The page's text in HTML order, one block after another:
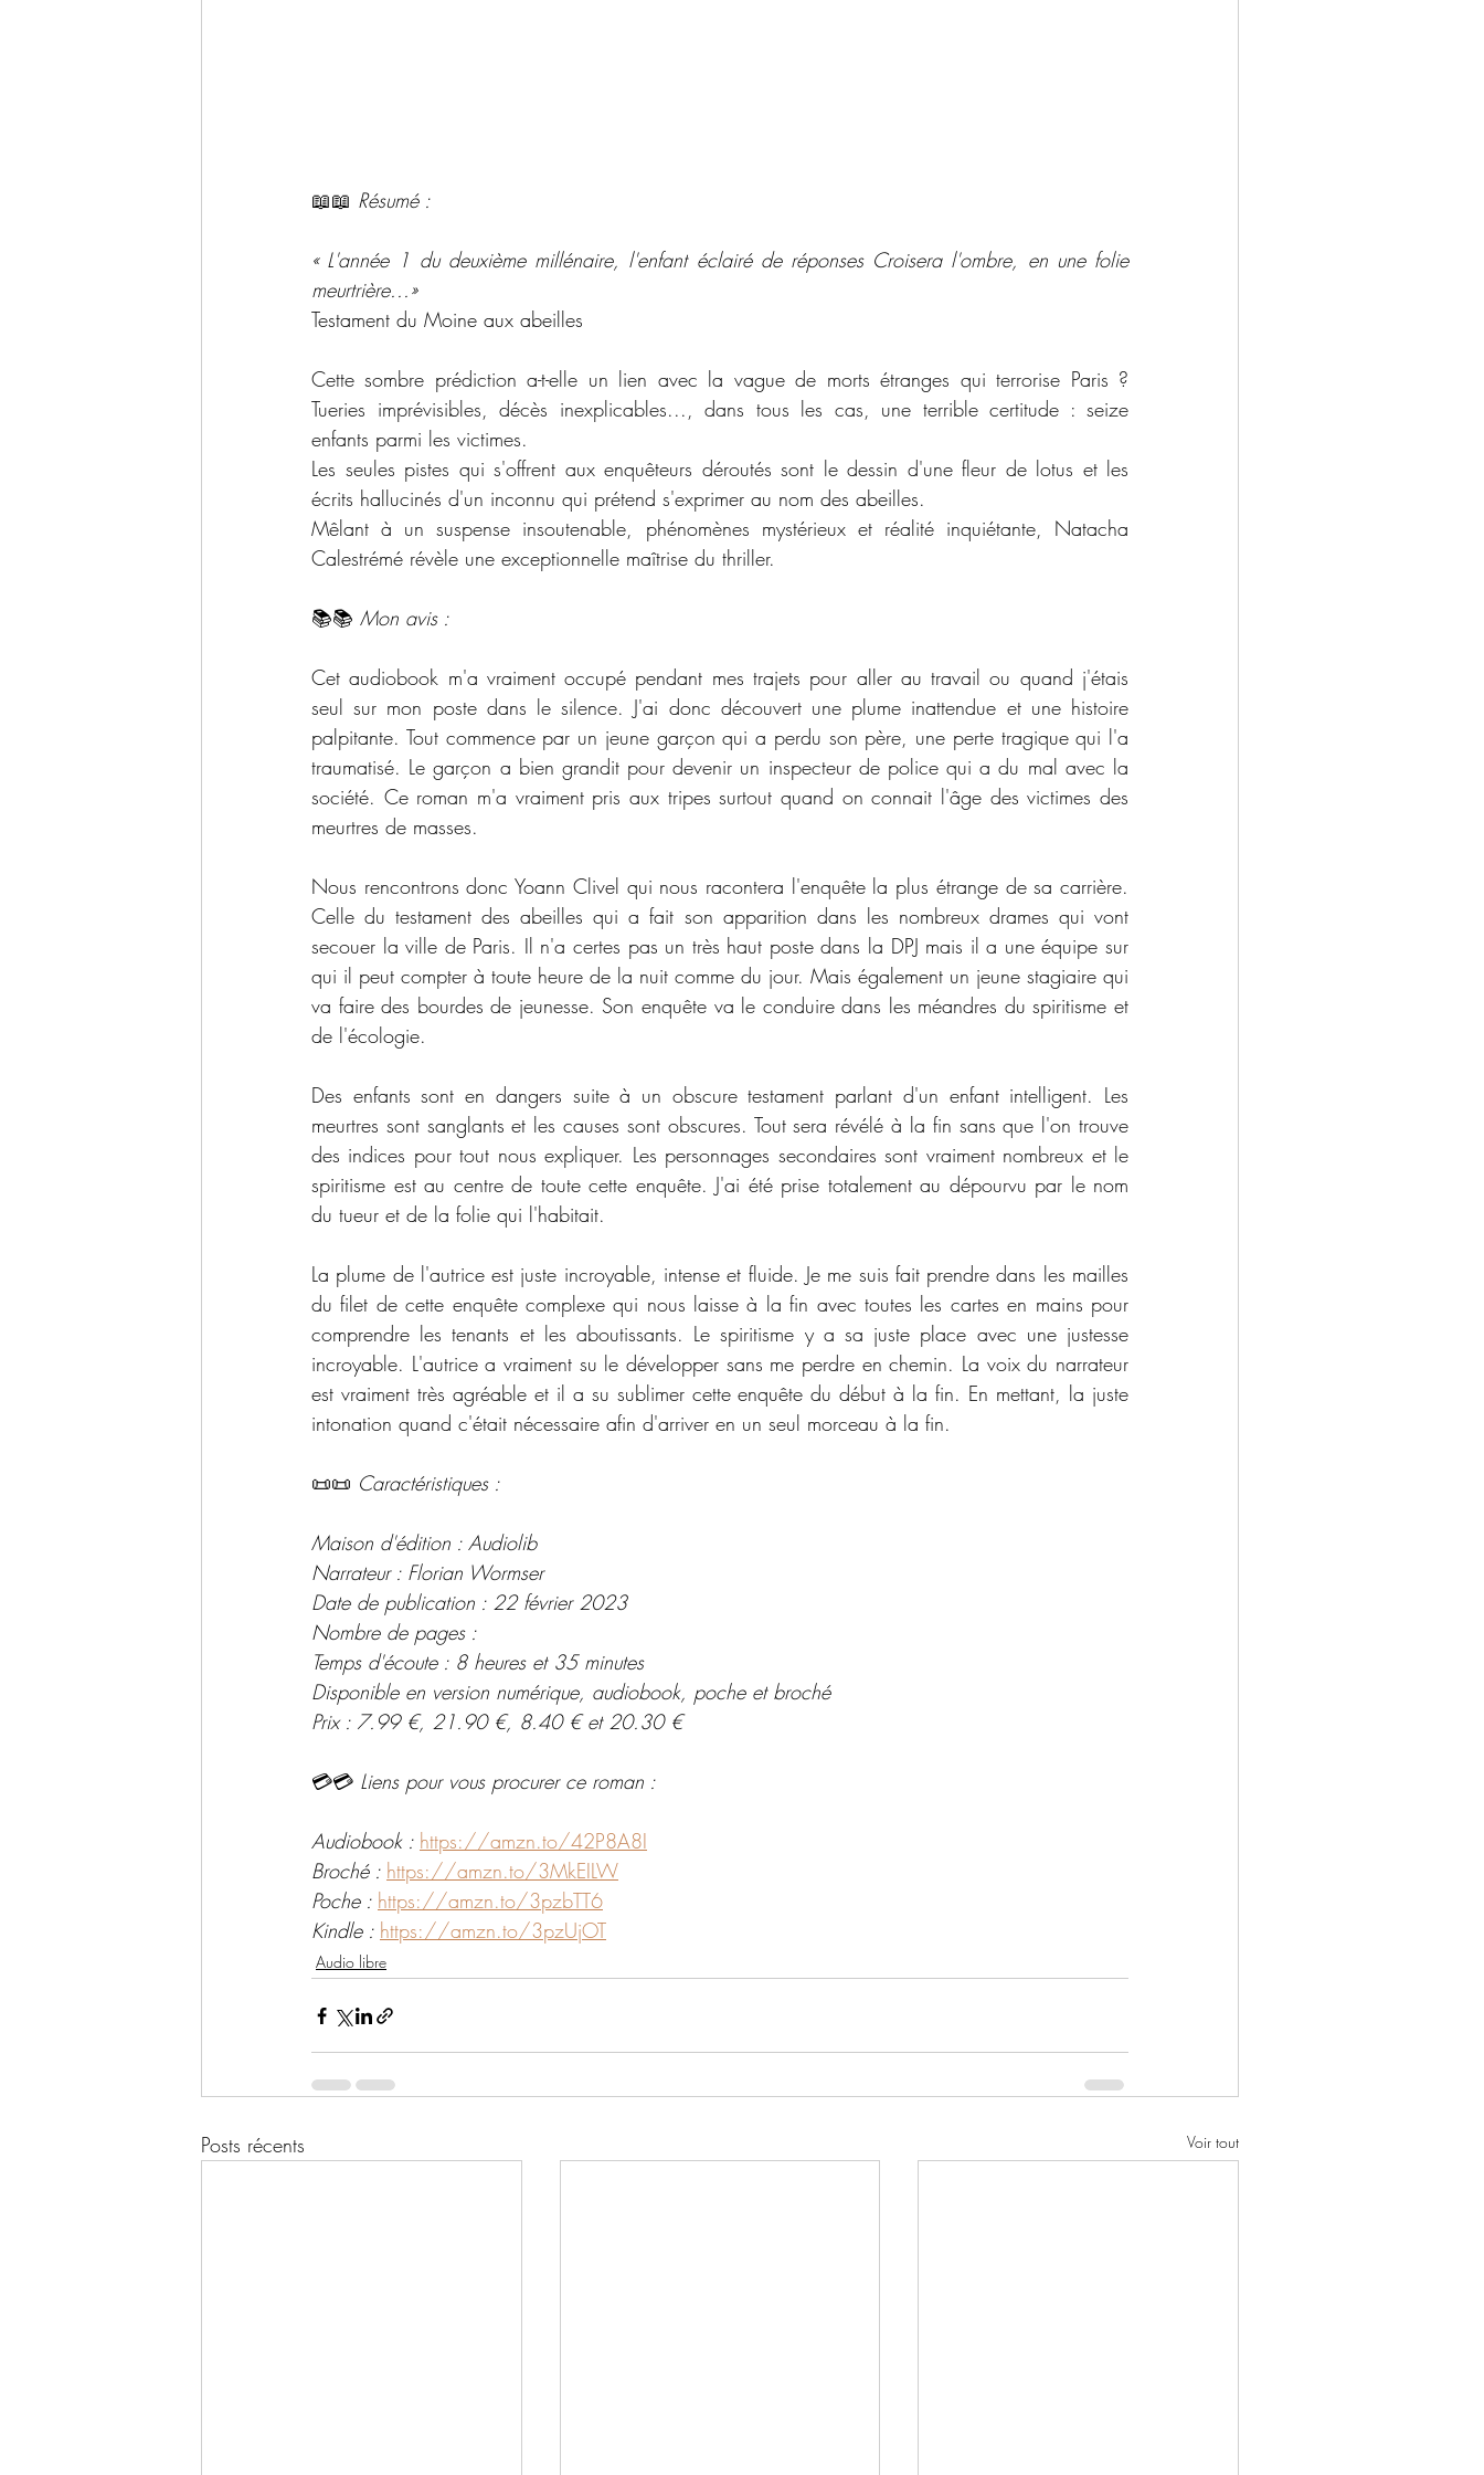
📖📖 Résumé :
« L'année 1 du deuxième millénaire, l'enfant éclairé de réponses Croisera l'ombre, en une folie
meurtrière...»
Testament du Moine aux abeilles
Cette sombre prédiction a-t-elle un lien avec la vague de morts étranges qui terrorise Paris ?
Tueries imprévisibles, décès inexplicables..., dans tous les cas, une terrible certitude : seize
enfants parmi les victimes.
Les seules pistes qui s'offrent aux enquêteurs déroutés sont le dessin d'une fleur de lotus et les
écrits hallucinés d'un inconnu qui prétend s'exprimer au nom des abeilles.
Mêlant à un suspense insoutenable, phénomènes mystérieux et réalité inquiétante, Natacha
Calestrémé révèle une exceptionnelle maîtrise du thriller.
📚📚 Mon avis :
Cet audiobook m'a vraiment occupé pendant mes trajets pour aller au travail ou quand j'étais
seul sur mon poste dans le silence. J'ai donc découvert une plume inattendue et une histoire
palpitante. Tout commence par un jeune garçon qui a perdu son père, une perte tragique qui l'a
traumatisé. Le garçon a bien grandit pour devenir un inspecteur de police qui a du mal avec la
société. Ce roman m'a vraiment pris aux tripes surtout quand on connait l'âge des victimes des
meurtres de masses.
Nous rencontrons donc Yoann Clivel qui nous racontera l'enquête la plus étrange de sa carrière.
Celle du testament des abeilles qui a fait son apparition dans les nombreux drames qui vont
secouer la ville de Paris. Il n'a certes pas un très haut poste dans la DPJ mais il a une équipe sur
qui il peut compter à toute heure de la nuit comme du jour. Mais également un jeune stagiaire qui
va faire des bourdes de jeunesse. Son enquête va le conduire dans les méandres du spiritisme et
de l'écologie.
Des enfants sont en dangers suite à un obscure testament parlant d'un enfant intelligent. Les
meurtres sont sanglants et les causes sont obscures. Tout sera révélé à la fin sans que l'on trouve
des indices pour tout nous expliquer. Les personnages secondaires sont vraiment nombreux et le
spiritisme est au centre de toute cette enquête. J'ai été prise totalement au dépourvu par le nom
du tueur et de la folie qui l'habitait.
La plume de l'autrice est juste incroyable, intense et fluide. Je me suis fait prendre dans les mailles
du filet de cette enquête complexe qui nous laisse à la fin avec toutes les cartes en mains pour
comprendre les tenants et les aboutissants. Le spiritisme y a sa juste place avec une justesse
incroyable. L'autrice a vraiment su le développer sans me perdre en chemin. La voix du narrateur
est vraiment très agréable et il a su sublimer cette enquête du début à la fin. En mettant, la juste
intonation quand c'était nécessaire afin d'arriver en un seul morceau à la fin.
📜📜 Caractéristiques :
Maison d'édition : Audiolib
Narrateur : Florian Wormser
Date de publication : 22 février 2023
Nombre de pages :
Temps d'écoute : 8 heures et 35 minutes
Disponible en version numérique, audiobook, poche et broché
Prix : 7.99 €, 21.90 €, 8.40 € et 20.30 €
💳💳 Liens pour vous procurer ce roman :
Audiobook : https://amzn.to/42P8A8I
Broché : https://amzn.to/3MkEILW
Poche : https://amzn.to/3pzbTT6
Kindle : https://amzn.to/3pzUjOT
Audio libre
Posts récents Voir tout